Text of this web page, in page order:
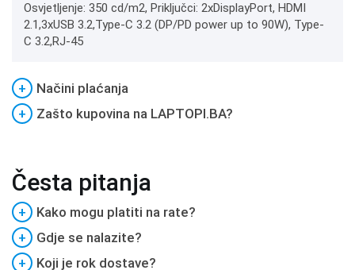
Osvjetljenje: 350 cd/m2, Priključci: 2xDisplayPort, HDMI
2.1,3xUSB 3.2,Type-C 3.2 (DP/PD power up to 90W), Type-
C 3.2,RJ-45
+
Načini plaćanja
+
Zašto kupovina na LAPTOPI.BA?
Česta pitanja
+
Kako mogu platiti na rate?
+
Gdje se nalazite?
+
Koji je rok dostave?